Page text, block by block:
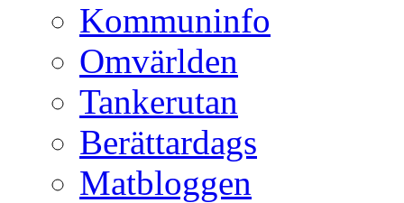
Kommuninfo
Omvärlden
Tankerutan
Berättardags
Matbloggen